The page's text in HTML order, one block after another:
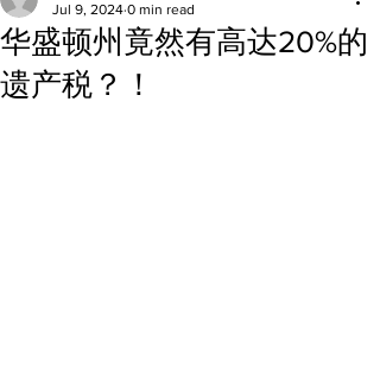
华盛顿州竟然有高达20%的
遗产税？！
Jul 9, 2024 0 min read